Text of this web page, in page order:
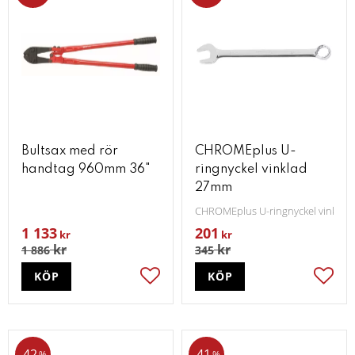
Bultsax med rör
handtag 960mm 36"
1 133 kr
1 886kr
Lägg till i favoriter
KÖP
CHROMEplus U-
ringnyckel vinklad
27mm
CHROMEplus U-ringnyckel vinklad
201 kr
345kr
KÖP